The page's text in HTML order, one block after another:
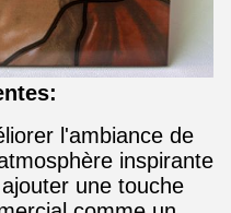
l'ambiance de
inspirante
une touche